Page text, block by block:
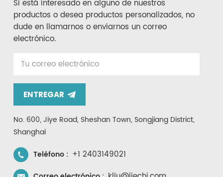
Si está interesado en alguno de nuestros
productos o desea productos personalizados, no
dude en llamarnos o enviarnos un correo
electrónico.
ENTREGAR
No. 600, Jiye Road, Sheshan Town, Songjiang District,
Shanghai
Teléfono : +1 2403149021